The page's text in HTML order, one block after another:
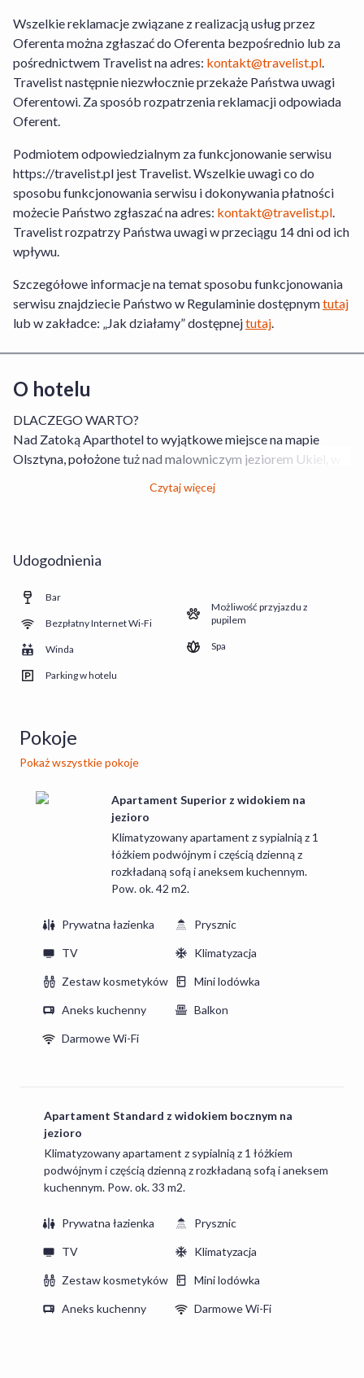
W przypadku Usługi Hotel+Lot Travelist
działa jako agent Organizatora Turystyki.
Transport nie jest wliczony w cenę.
wpisana do Rejestru Przedsiębiorców
prowadzonego przez Sąd Rejonowy dla m.
st. Warszawy, XII Wydział Gospodarczy
Krajowego Rejestru Sądowego pod nr.
KRS: 0000440014, NIP: 7010359657,
49500PLN
Wszelkie reklamacje związane z realizacją usług przez
Oferenta można zgłaszać do Oferenta bezpośrednio lub za
pośrednictwem Travelist na adres: kontakt@travelist.pl.
Travelist następnie niezwłocznie przekaże Państwa uwagi
Oferentowi. Za sposób rozpatrzenia reklamacji odpowiada
Oferent.
Podmiotem odpowiedzialnym za funkcjonowanie serwisu
https://travelist.pl jest Travelist. Wszelkie uwagi co do
sposobu funkcjonowania serwisu i dokonywania płatności
możecie Państwo zgłaszać na adres: kontakt@travelist.pl.
Travelist rozpatrzy Państwa uwagi w przeciągu 14 dni od ich
wpływu.
Szczegółowe informacje na temat sposobu funkcjonowania
serwisu znajdziecie Państwo w Regulaminie dostępnymtutaj
lub w zakładce: „Jak działamy” dostępnejtutaj.
O hotelu
DLACZEGO WARTO?
Nad Zatoką Aparthotel to wyjątkowe miejsce na mapie
Olsztyna, położone tuż nad malowniczym jeziorem Ukiel, w
bezpośrednim sąsiedztwie Zatoki Miłej – jednej z
przestrzeń i nowoczesny design. To miejsce, które łączy
Na gości czekają klimatyzowane apartamenty z prywatną
łazienką z prysznicem, suszarką do włosów, zestawem
czajnikiem elektrycznym, żelazkiem i deską do prasowania.
ATRAKCJE OBIEKTU
- zabiegi na ciało i twarz
- Barber Bold Barber
- wypożyczalnia sprzętu wodnego
- Taras widokowy z krzesłami, leżakami i stolikami.
JEDZENIE I PICIE
Na terenie obiektu znajduje się bar z bogatym wyborem
napojów oraz sklep spożywczy Żabka.
Czytaj więcej
Udogodnienia
Bar
Bezpłatny Internet Wi-Fi
Winda
Parking w hotelu
Możliwość przyjazdu z
pupilem
Spa
Pokoje
Pokaż wszystkie pokoje
Apartament Superior z widokiem na
jezioro
Klimatyzowany apartament z sypialnią z 1
łóżkiem podwójnym i częścią dzienną z
rozkładaną sofą i aneksem kuchennym.
Pow. ok. 42 m2.
Prywatna łazienka Prysznic
TV Klimatyzacja
Zestaw kosmetyków Mini lodówka
Aneks kuchenny Balkon
Darmowe Wi-Fi
Apartament Standard z widokiem bocznym na
jezioro
Klimatyzowany apartament z sypialnią z 1 łóżkiem
podwójnym i częścią dzienną z rozkładaną sofą i aneksem
kuchennym. Pow. ok. 33 m2.
Prywatna łazienka Prysznic
TV Klimatyzacja
Zestaw kosmetyków Mini lodówka
Aneks kuchenny Darmowe Wi-Fi